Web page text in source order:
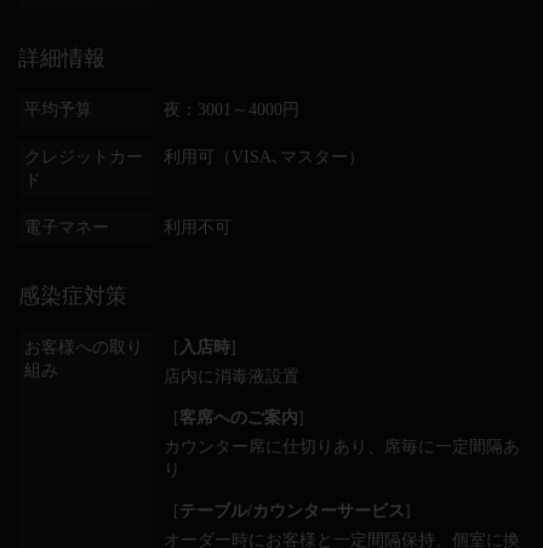
詳細情報
平均予算 夜：3001～4000円
クレジットカー
ド
利用可（VISA､マスター）
電子マネー 利用不可
感染症対策
お客様への取り
組み
[ 入店時]
店内に消毒液設置
[客席へのご案内]
カウンター席に仕切りあり
席毎に一定間隔あ
り
[テーブル/カウンターサービス ]
オーダー時にお客様と一定間隔保持
個室に換